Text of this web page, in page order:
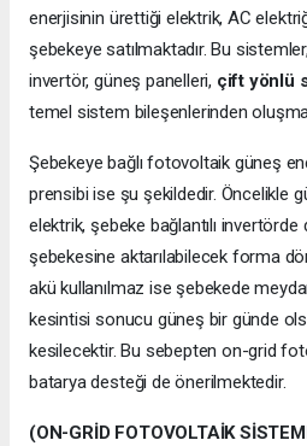
enerjisinin ürettiği elektrik, AC
şebekeye satılmaktadır. Bu
invertör, güneş panelleri, çift yönlü
temel sistem bileşenlerinden
Şebekeye bağlı fotovoltaik güneş
prensibi ise şu şekildedir. Öncelikle
elektrik, şebeke bağlantılı
şebekesine aktarılabilecek forma
akü kullanılmaz ise şebekede
kesintisi sonucu güneş bir günde
kesilecektir. Bu sebepten on-grid
batarya desteği de önerilmektedir.
(ON-GRİD FOTOVOLTAİK